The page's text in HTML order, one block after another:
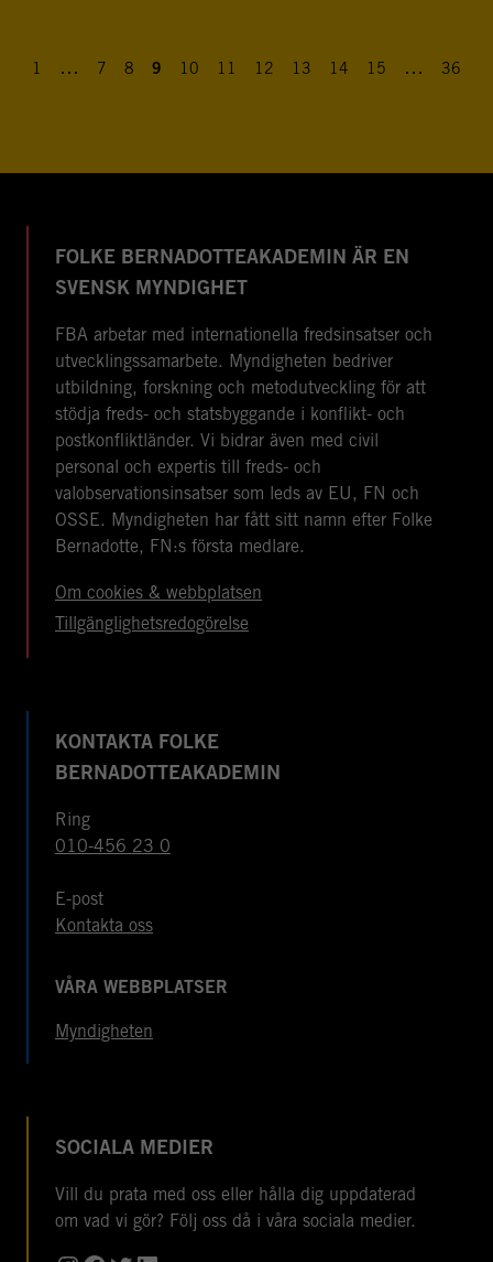
1 … 7 8 9 10 11 12 13 14 15 … 36
FOLKE BERNADOTTEAKADEMIN ÄR EN
SVENSK MYNDIGHET
FBA arbetar med internationella fredsinsatser och
utvecklingssamarbete. Myndigheten bedriver
utbildning, forskning och metodutveckling för att
stödja freds- och statsbyggande i konflikt- och
postkonfliktländer. Vi bidrar även med civil
personal och expertis till freds- och
valobservationsinsatser som leds av EU, FN och
OSSE. Myndigheten har fått sitt namn efter Folke
Bernadotte, FN:s första medlare.
Om cookies & webbplatsen
Tillgänglighetsredogörelse
KONTAKTA FOLKE
BERNADOTTEAKADEMIN
Ring
010-456 23 0
E-post
Kontakta oss
VÅRA WEBBPLATSER
Myndigheten
SOCIALA MEDIER
Vill du prata med oss eller hålla dig uppdaterad
om vad vi gör? Följ oss då i våra sociala medier.